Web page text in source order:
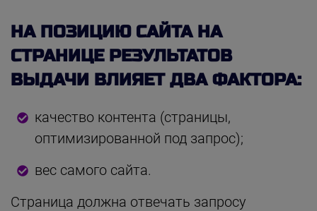
НА ПОЗИЦИЮ САЙТА НА
СТРАНИЦЕ РЕЗУЛЬТАТОВ
ВЫДАЧИ ВЛИЯЕТ ДВА ФАКТОРА:
качество контента (страницы,
оптимизированной под запрос);
вес самого сайта.
Страница должна отвечать запросу